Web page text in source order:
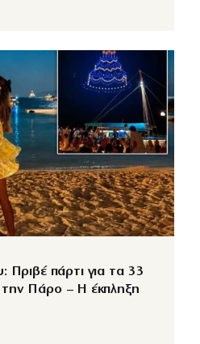
Πριβέ πάρτι για τα 33
Πάρο – Η έκπληξη